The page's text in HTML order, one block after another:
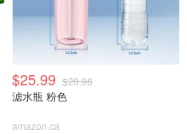
$25.99 $28.96
滤水瓶 粉色
amazon.ca